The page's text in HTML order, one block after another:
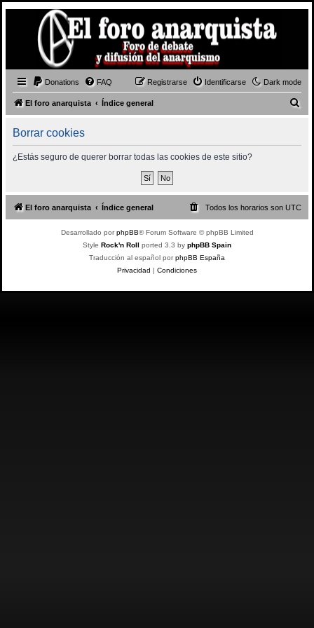
Dark mode
Donations FAQ Identificarse
Registrarse
El foro anarquista Índice general
Borrar cookies
¿Estás seguro de querer borrar todas las cookies de este sitio?
El foro anarquista Índice general Todos los horarios son UTC
Desarrollado porphpBB® Forum Software © phpBB Limited
Style Rock'n Roll ported 3.3 by phpBB Spain
Traducción al español porphpBB España
Privacidad | Condiciones